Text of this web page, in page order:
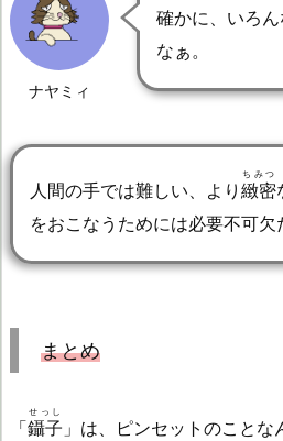
ナヤミィ
確かに、いろ
なぁ。
人間の手では難しい、より 緻密
ちみつ
をおこなうためには必要不可欠
まとめ
「鑷子
せっし
」は、ピンセットのことな